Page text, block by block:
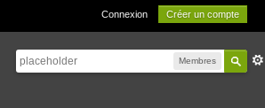
Connexion Créer un compte
Membres